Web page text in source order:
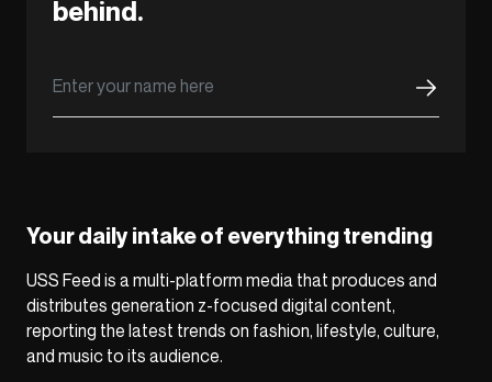
behind.
Your daily intake of everything trending
USS Feed is a multi-platform media that produces and
distributes generation z-focused digital content,
reporting the latest trends on fashion, lifestyle, culture,
and music to its audience.